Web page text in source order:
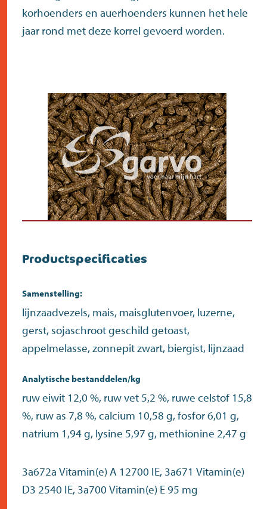
korhoenders en auerhoenders kunnen het hele
jaar rond met deze korrel gevoerd worden.
Productspecificaties
Samenstelling:
lijnzaadvezels, mais, maisglutenvoer, luzerne,
gerst, sojaschroot geschild getoast,
appelmelasse, zonnepit zwart, biergist, lijnzaad
Analytische bestanddelen/kg
ruw eiwit 12,0 %, ruw vet 5,2 %, ruwe celstof 15,8
%, ruw as 7,8 %, calcium 10,58 g, fosfor 6,01 g,
natrium 1,94 g, lysine 5,97 g, methionine 2,47 g
3a672a Vitamin(e) A 12700 IE, 3a671 Vitamin(e)
D3 2540 IE, 3a700 Vitamin(e) E 95 mg